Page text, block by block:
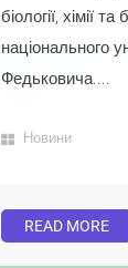
біології, хімії
національного
Федьковича....
Новини
READ MORE